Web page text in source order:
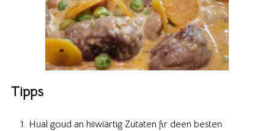
Tipps
Hual goud an hiiwiärtig Zutaten fir deen besten